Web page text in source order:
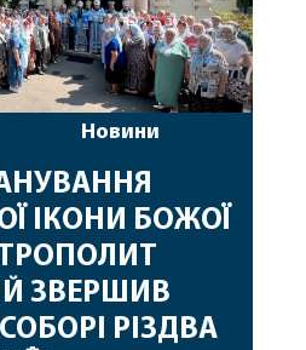
Новини
ІКОНИ БОЖОЇ
ЗВЕРШИВ
РІЗДВА